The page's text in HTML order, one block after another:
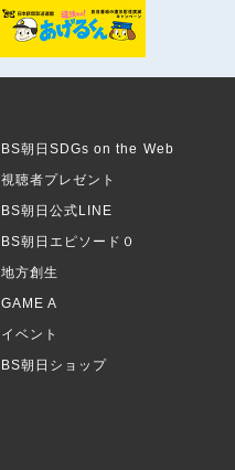
BS朝日SDGs on the Web
視聴者プレゼント
BS朝日公式LINE
BS朝日エピソード０
地方創生
GAME A
イベント
BS朝日ショップ